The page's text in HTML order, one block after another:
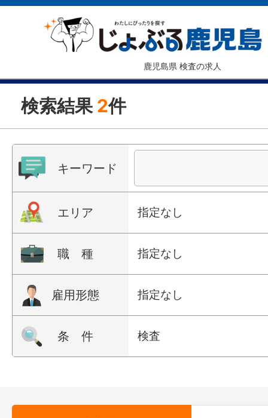
鹿児島県 検査の求人
検索結果 2件
キーワード
エリア 指定なし
職 種 指定なし
雇用形態 指定なし
条 件 検査